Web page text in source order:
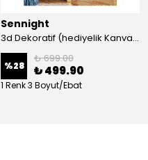
Sennight
3d Dekoratif (hediyelik Kanvas Tablo)
%28
₺ 699.00
₺ 499.90
1 Renk 3 Boyut/Ebat